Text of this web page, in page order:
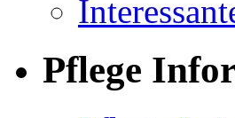
Pflege